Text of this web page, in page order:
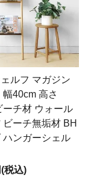
ルフ マガジン
幅40cm 高さ
ーチ材 ウォール
ビーチ無垢材 BH
ハンガーシェル
税込)